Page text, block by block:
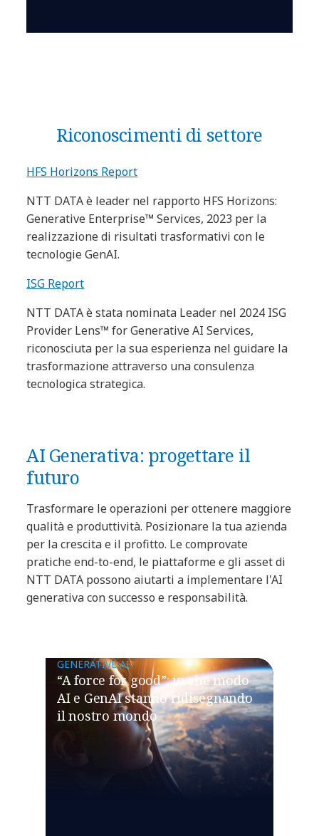
Riconoscimenti di settore
HFS Horizons Report
NTT DATA è leader nel rapporto HFS Horizons:
Generative Enterprise™ Services, 2023 per la
realizzazione di risultati trasformativi con le
tecnologie GenAI.
ISG Report
NTT DATA è stata nominata Leader nel 2024 ISG
Provider Lens™ for Generative AI Services,
riconosciuta per la sua esperienza nel guidare la
trasformazione attraverso una consulenza
tecnologica strategica.
AI Generativa: progettare il
futuro
Trasformare le operazioni per ottenere maggiore
qualità e produttività. Posizionare la tua azienda
per la crescita e il profitto. Le comprovate
pratiche end-to-end, le piattaforme e gli asset di
NTT DATA possono aiutarti a implementare l'AI
generativa con successo e responsabilità.
GENERATIVE AI
“A force for good”: in che modo
AI e GenAI stanno ridisegnando
il nostro mondo